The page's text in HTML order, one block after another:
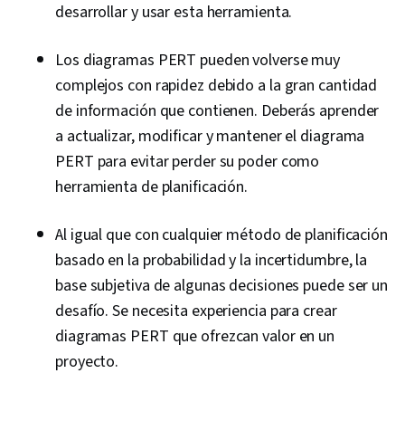
desarrollar y usar esta herramienta.
Los diagramas PERT pueden volverse muy
complejos con rapidez debido a la gran cantidad
de información que contienen. Deberás aprender
a actualizar, modificar y mantener el diagrama
PERT para evitar perder su poder como
herramienta de planificación.
Al igual que con cualquier método de planificación
basado en la probabilidad y la incertidumbre, la
base subjetiva de algunas decisiones puede ser un
desafío. Se necesita experiencia para crear
diagramas PERT que ofrezcan valor en un
proyecto.